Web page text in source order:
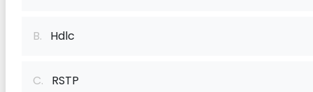
B. Hdlc
C. RSTP